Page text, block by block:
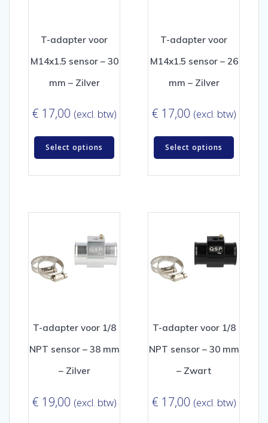
T-adapter voor
M14x1.5 sensor – 30
mm – Zilver
€ 17,00 (excl. btw)
Select options
T-adapter voor
M14x1.5 sensor – 26
mm – Zilver
€ 17,00 (excl. btw)
Select options
T-adapter voor 1/8
NPT sensor – 38 mm
– Zilver
€ 19,00 (excl. btw)
T-adapter voor 1/8
NPT sensor – 30 mm
– Zwart
€ 17,00 (excl. btw)